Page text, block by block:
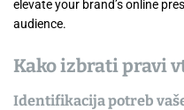
elevate your brand’s online
audience.
Kako izbrati pravi
Identifikacija potreb